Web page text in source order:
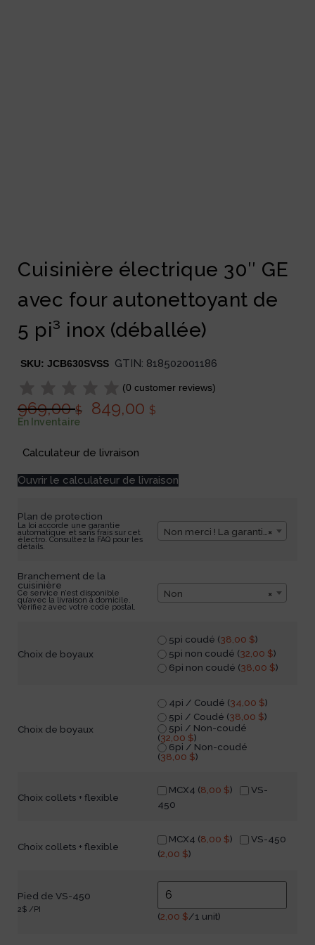
Cuisinière électrique 30″ GE
avec four autonettoyant de
5 pi³ inox (déballée)
SKU: JCB630SVSS GTIN: 818502001186
(0 customer reviews)
969,00$ 849,00 $
En Inventaire
Calculateur de livraison
Ouvrir le calculateur de livraison
Plan de protection
La loi accorde une garantie
automatique et sans frais sur cet
électro. Consultez la FAQ pour les
détails.
×
Non merci ! La garantie du fabricant d'une durée d'1 an me suffit.
Branchement de la
cuisinière
Ce service n’est disponible
qu’avec la livraison à domicile.
Vérifiez avec votre code postal.
×
Non
Choix de boyaux
5pi coudé (38,00 $)
5pi non coudé (32,00 $)
6pi non coudé (38,00 $)
Choix de boyaux
4pi / Coudé (34,00 $)
5pi / Coudé (38,00 $)
5pi / Non-coudé
(32,00 $)
6pi / Non-coudé
(38,00 $)
Choix collets + flexible
MCX4 (8,00 $)
VS-
450
Choix collets + flexible
MCX4 (8,00 $)
VS-450
(2,00 $)
Pied de VS-450
2$ /PI
(2,00 $/1 unit)